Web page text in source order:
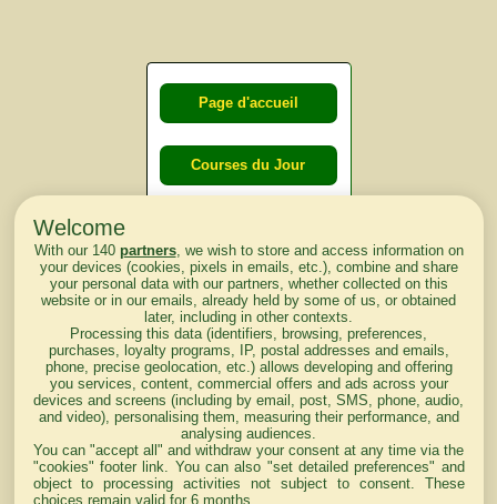
Page d'accueil
Courses du Jour
lendemain
Courses
d'aujourd'hui
Haut de Page
Welcome
With our 140 partners, we wish to store and access information on
your devices (cookies, pixels in emails, etc.), combine and share
your personal data with our partners, whether collected on this
website or in our emails, already held by some of us, or obtained
later, including in other contexts.
Processing this data (identifiers, browsing, preferences,
purchases, loyalty programs, IP, postal addresses and emails,
phone, precise geolocation, etc.) allows developing and offering
you services, content, commercial offers and ads across your
devices and screens (including by email, post, SMS, phone, audio,
and video), personalising them, measuring their performance, and
analysing audiences.
You can "accept all" and withdraw your consent at any time via the
"cookies" footer link . You can also "set detailed preferences" and
object to processing activities not subject to consent. These
choices remain valid for 6 months.